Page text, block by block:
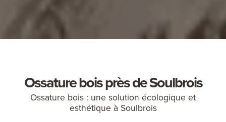
Ossature bois près de Soulbrois
Ossature bois : une solution écologique et
esthétique à Soulbrois